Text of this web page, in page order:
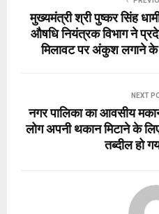
मुख्यमंत्री श्री पुष्कर सिंह
औषधि नियंत्रक विभाग ने
मिलावट पर अंकुश लगाने
NEXT
नगर पालिका का आवसीय
लोग अपनी थकान मिटाने के
तब्दील हो